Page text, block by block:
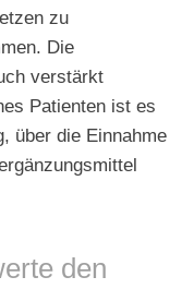
zu
Die
verstärkt
Patienten ist es
über die Einnahme
den